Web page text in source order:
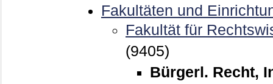
Fakultäten und
Fakultät für
(9405)
Bürgerl. Recht,